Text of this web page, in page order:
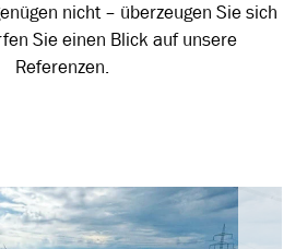
nicht – überzeugen Sie sich
Sie einen Blick auf unsere
Referenzen.